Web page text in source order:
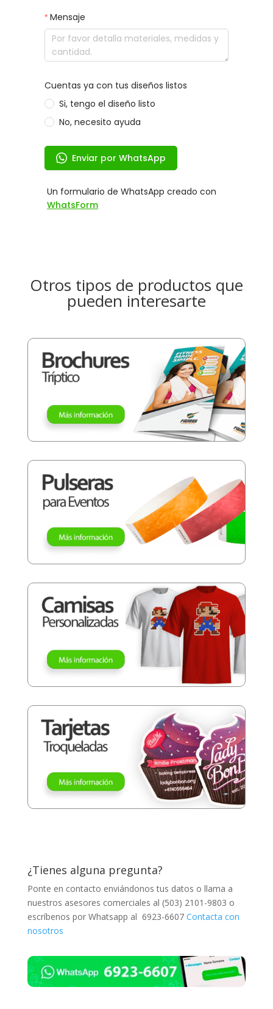
Otros tipos de productos que
pueden interesarte
¿Tienes alguna pregunta?
Ponte en contacto enviándonos tus datos o llama a
nuestros asesores comerciales al (503) 2101-9803 o
escríbenos por Whatsapp al 6923-6607 Contacta con
nosotros